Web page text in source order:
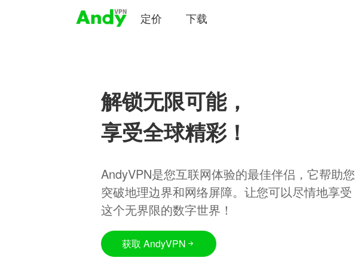
定价 下载
解锁无限可能，
享受全球精彩！
AndyVPN是您互联网体验的最佳伴侣，它帮助您
突破地理边界和网络屏障。让您可以尽情地享受
这个无界限的数字世界！
获取 AndyVPN